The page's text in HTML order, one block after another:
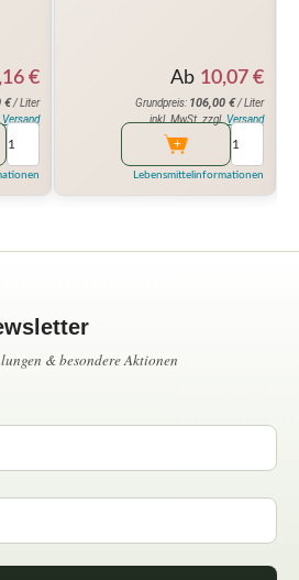
€
€/ Liter
Versand
Ab 10,07 €
Grundpreis: 106,00 €/ Liter
inkl. MwSt. zzgl. Versand
Lebensmittelinformationen
& besondere Aktionen